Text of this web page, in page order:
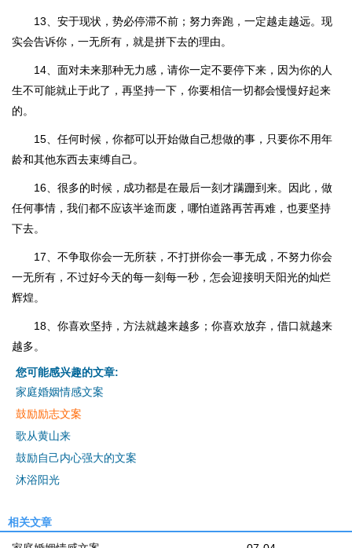
13、安于现状，势必停滞不前；努力奔跑，一定越走越远。现
实会告诉你，一无所有，就是拼下去的理由。
14、面对未来那种无力感，请你一定不要停下来，因为你的人
生不可能就止于此了，再坚持一下，你要相信一切都会慢慢好起来
的。
15、任何时候，你都可以开始做自己想做的事，只要你不用年
龄和其他东西去束缚自己。
16、很多的时候，成功都是在最后一刻才蹒跚到来。因此，做
任何事情，我们都不应该半途而废，哪怕道路再苦再难，也要坚持
下去。
17、不争取你会一无所获，不打拼你会一事无成，不努力你会
一无所有，不过好今天的每一刻每一秒，怎会迎接明天阳光的灿烂
辉煌。
18、你喜欢坚持，方法就越来越多；你喜欢放弃，借口就越来
越多。
您可能感兴趣的文章:
家庭婚姻情感文案
鼓励励志文案
歌从黄山来
鼓励自己内心强大的文案
沐浴阳光
相关文章